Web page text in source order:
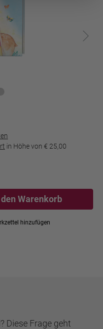
in Höhe von € 25,00
den Warenkorb
hinzufügen
Diese Frage geht